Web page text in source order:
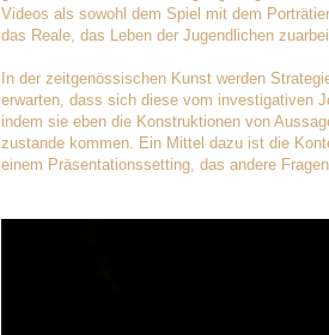
Videos als sowohl dem Spiel mit dem
das Reale, das Leben der Jugendlichen
In der zeitgenössischen Kunst werden
erwarten, dass sich diese vom investigativen
indem sie eben die Konstruktionen von
zustande kommen. Ein Mittel dazu ist die
einem Präsentationssetting, das andere